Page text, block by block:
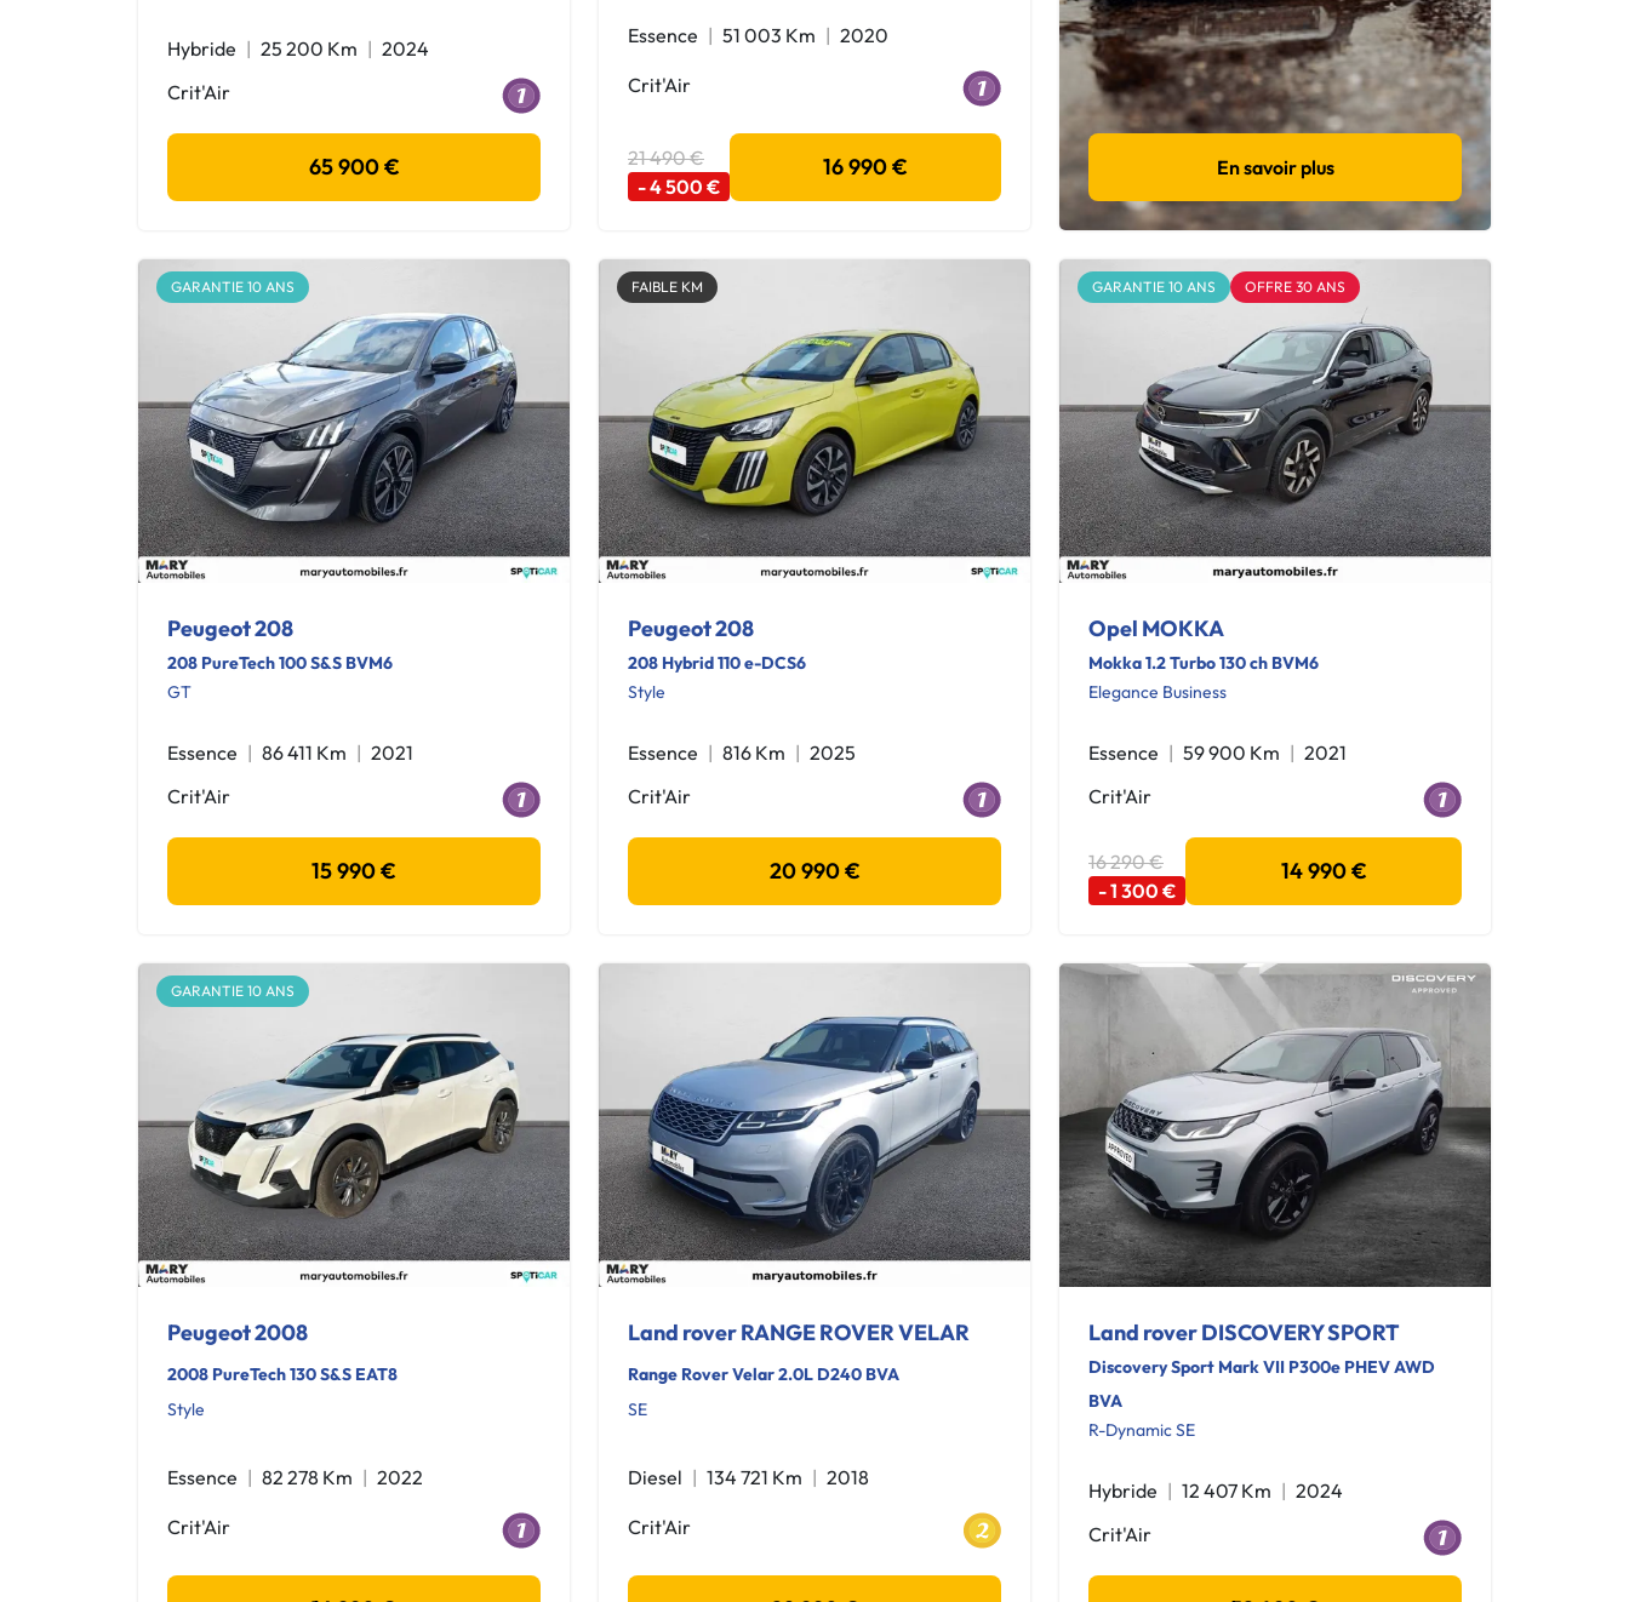
Hybride 25 200 Km
2024
Crit'Air
65 900 €
Essence 51 003 Km 2020
Crit'Air
21 490 €
- 4 500 €
16 990 € En savoir plus
GARANTIE 10 ANS
Peugeot 208
208 PureTech 100 S&S BVM6
GT
Essence 86 411 Km
2021
Crit'Air
15 990 €
FAIBLE KM
Peugeot 208
208 Hybrid 110 e-DCS6
Style
Essence 816 Km
2025
Crit'Air
20 990 €
GARANTIE 10 ANS OFFRE 30 ANS
Opel MOKKA
Mokka 1.2 Turbo 130 ch BVM6
Elegance Business
Essence 59 900 Km
2021
Crit'Air
16 290 €
- 1 300 €
14 990 €
GARANTIE 10 ANS
Peugeot 2008
2008 PureTech 130 S&S EAT8
Style
Essence 82 278 Km 2022
Crit'Air
Land rover RANGE ROVER VELAR
Range Rover Velar 2.0L D240 BVA
SE
Diesel 134 721 Km 2018
Crit'Air
Land rover DISCOVERY SPORT
Discovery Sport Mark VII P300e PHEV AWD
BVA
R-Dynamic SE
Hybride 12 407 Km
2024
Crit'Air